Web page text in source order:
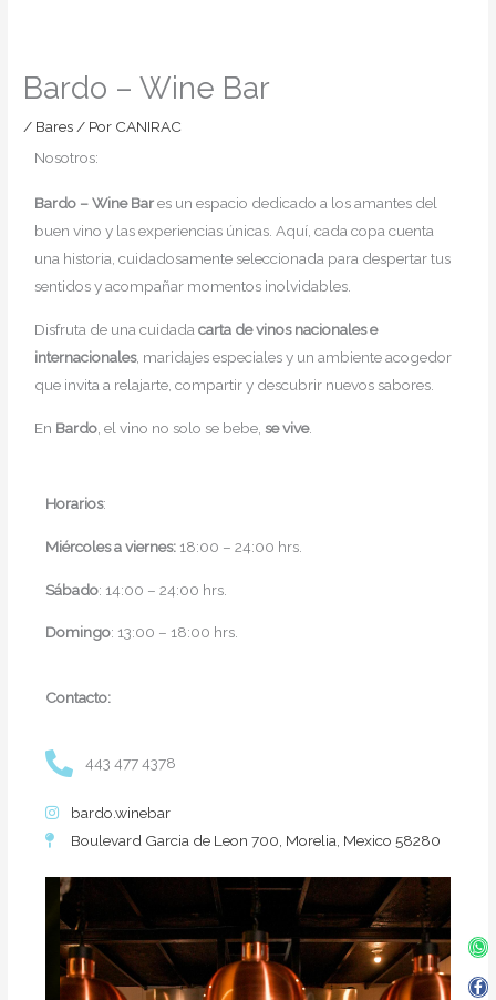
Bardo – Wine Bar
/ Bares/ Por CANIRAC
Nosotros:
Bardo – Wine Bares un espacio dedicado a los amantes del
buen vino y las experiencias únicas. Aquí, cada copa cuenta
una historia, cuidadosamente seleccionada para despertar tus
sentidos y acompañar momentos inolvidables.
Disfruta de una cuidadacarta de vinos nacionales e
internacionales, maridajes especiales y un ambiente acogedor
que invita a relajarte, compartir y descubrir nuevos sabores.
En Bardo , el vino no solo se bebe,se vive.
Horarios:
Miércoles a viernes: 18:00 – 24:00 hrs.
Sábado: 14:00 – 24:00 hrs.
Domingo: 13:00 – 18:00 hrs.
Contacto:
443 477 4378
bardo.winebar
Boulevard Garcia de Leon 700, Morelia, Mexico 58280
f